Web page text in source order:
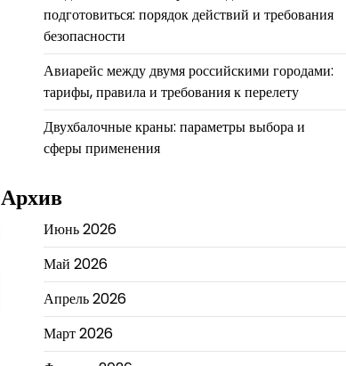
подготовиться: порядок действий и требования
безопасности
Авиарейс между двумя российскими городами:
тарифы, правила и требования к перелету
Двухбалочные краны: параметры выбора и
сферы применения
Архив
Июнь 2026
Май 2026
Апрель 2026
Март 2026